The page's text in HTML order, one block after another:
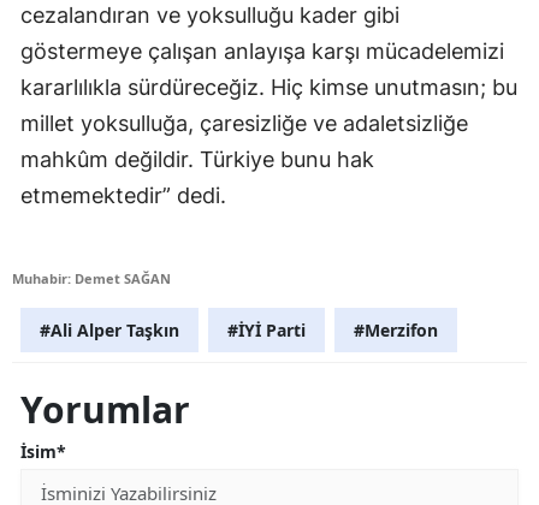
cezalandıran ve yoksulluğu kader gibi
göstermeye çalışan anlayışa karşı mücadelemizi
kararlılıkla sürdüreceğiz. Hiç kimse unutmasın; bu
millet yoksulluğa, çaresizliğe ve adaletsizliğe
mahkûm değildir. Türkiye bunu hak
etmemektedir” dedi.
Muhabir: Demet SAĞAN
#Ali Alper Taşkın #İYİ Parti #Merzifon
Yorumlar
İsim*